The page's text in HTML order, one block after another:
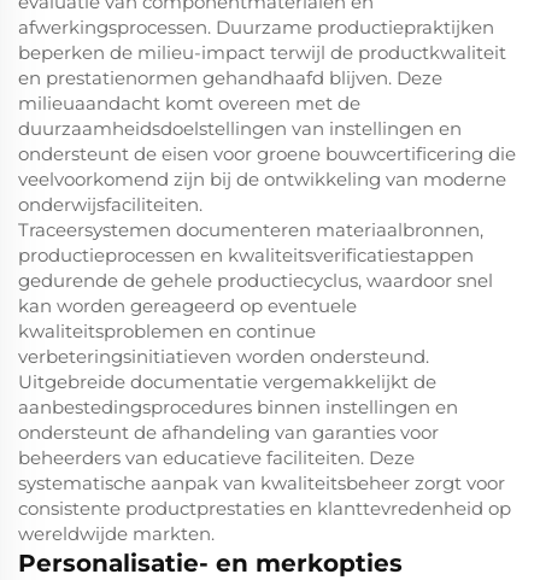
afwerkingsprocessen. Duurzame productiepraktijken
beperken de milieu-impact terwijl de productkwaliteit
en prestatienormen gehandhaafd blijven. Deze
milieuaandacht komt overeen met de
duurzaamheidsdoelstellingen van instellingen en
ondersteunt de eisen voor groene bouwcertificering die
veelvoorkomend zijn bij de ontwikkeling van moderne
onderwijsfaciliteiten.
Traceersystemen documenteren materiaalbronnen,
productieprocessen en kwaliteitsverificatiestappen
gedurende de gehele productiecyclus, waardoor snel
kan worden gereageerd op eventuele
kwaliteitsproblemen en continue
verbeteringsinitiatieven worden ondersteund.
Uitgebreide documentatie vergemakkelijkt de
aanbestedingsprocedures binnen instellingen en
ondersteunt de afhandeling van garanties voor
beheerders van educatieve faciliteiten. Deze
systematische aanpak van kwaliteitsbeheer zorgt voor
consistente productprestaties en klanttevredenheid op
wereldwijde markten.
Personalisatie- en merkopties